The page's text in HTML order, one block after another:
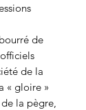
de
de la
« gloire »
la pègre,